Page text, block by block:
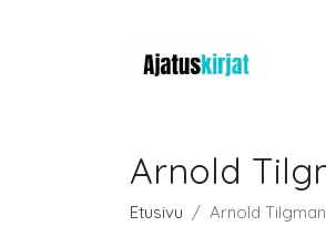
Arnold
Etusivu Arnold